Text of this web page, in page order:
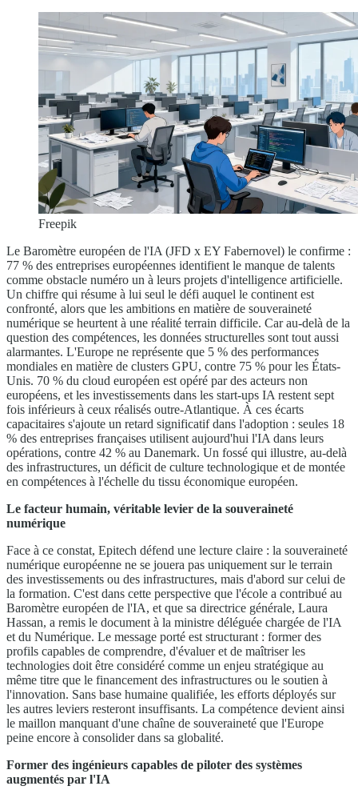
Freepik
Le Baromètre européen de l'IA (JFD x EY Fabernovel) le confirme :
77 % des entreprises européennes identifient le manque de talents
comme obstacle numéro un à leurs projets d'intelligence artificielle.
Un chiffre qui résume à lui seul le défi auquel le continent est
confronté, alors que les ambitions en matière de souveraineté
numérique se heurtent à une réalité terrain difficile. Car au-delà de la
question des compétences, les données structurelles sont tout aussi
alarmantes. L'Europe ne représente que 5 % des performances
mondiales en matière de clusters GPU, contre 75 % pour les États-
Unis. 70 % du cloud européen est opéré par des acteurs non
européens, et les investissements dans les start-ups IA restent sept
fois inférieurs à ceux réalisés outre-Atlantique. À ces écarts
capacitaires s'ajoute un retard significatif dans l'adoption : seules 18
% des entreprises françaises utilisent aujourd'hui l'IA dans leurs
opérations, contre 42 % au Danemark. Un fossé qui illustre, au-delà
des infrastructures, un déficit de culture technologique et de montée
en compétences à l'échelle du tissu économique européen.
Le facteur humain, véritable levier de la souveraineté
numérique
Face à ce constat, Epitech défend une lecture claire : la souveraineté
numérique européenne ne se jouera pas uniquement sur le terrain
des investissements ou des infrastructures, mais d'abord sur celui de
la formation. C'est dans cette perspective que l'école a contribué au
Baromètre européen de l'IA, et que sa directrice générale, Laura
Hassan, a remis le document à la ministre déléguée chargée de l'IA
et du Numérique. Le message porté est structurant : former des
profils capables de comprendre, d'évaluer et de maîtriser les
technologies doit être considéré comme un enjeu stratégique au
même titre que le financement des infrastructures ou le soutien à
l'innovation. Sans base humaine qualifiée, les efforts déployés sur
les autres leviers resteront insuffisants. La compétence devient ainsi
le maillon manquant d'une chaîne de souveraineté que l'Europe
peine encore à consolider dans sa globalité.
Former des ingénieurs capables de piloter des systèmes
augmentés par l'IA